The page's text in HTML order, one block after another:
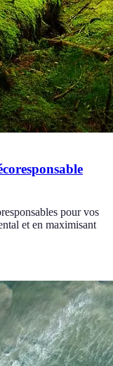
pour vos
et en maximisant